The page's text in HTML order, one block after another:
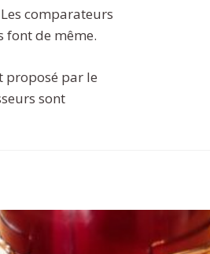
comparateurs
font de même.
proposé par le
sont